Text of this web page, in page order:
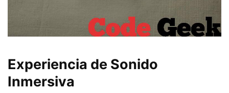
Experiencia de Sonido
Inmersiva